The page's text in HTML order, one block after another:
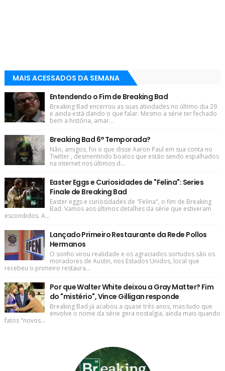
MAIS ACESSADOS DA SEMANA
Entendendo o Fim de Breaking Bad
Breaking Bad encerrou as suas atividades no último dia 29
e ainda está dando o que falar. Mesmo a série ter fechado
bem a história, amar...
Breaking Bad 6ª Temporada?
Não, amigos, foi o que disse Aaron Paul em sua conta no
Twitter , desmentindo boatos que estão sendo espalhados
na internet nos últimos d...
Easter Eggs e Curiosidades de "Felina": Series
Finale de Breaking Bad
Easter eggs e curiosidades de "Felina", o fim de Breaking
Bad. Vamos aos últimos detalhes da série que estiveram
escondidos. A...
Lançado Primeiro Restaurante da Rede Pollos
Hermanos
O sonho virou realidade e os agraciados sortudos são os
moradores de Austin, nos Estados Unidos, local que
recebeu o primeiro restaura...
Por que Walter White deixou a Gray Matter? Fim
do "mistério", Vince Gilligan responde
Breaking Bad já acabou a quase três anos, mas tudo que
envolve o nome da série gera nostalgia, ainda mais quando
fatos "novos...